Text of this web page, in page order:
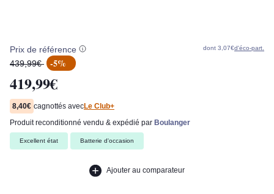
Prix de référence
oldPrice
439,99€ -5%
419,99€
dont 3,07€d'éco-part.
8,40€ cagnottés avecLe Club+
produit reconditionné vendu & expédié par Boulanger
Excellent état Batterie d'occasion
Ajouter au comparateur